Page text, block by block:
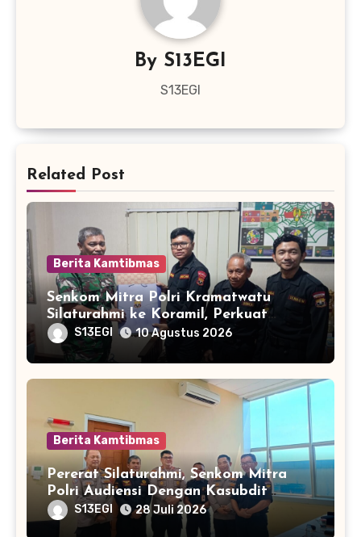
By S13EGI
S13EGI
Related Post
Berita Kamtibmas
Senkom Mitra Polri Kramatwatu
Silaturahmi ke Koramil, Perkuat
Sinergi Jaga Kamtibmas
S13EGI 10 Agustus 2026
Berita Kamtibmas
Pererat Silaturahmi, Senkom Mitra
Polri Audiensi Dengan Kasubdit
Bhabinkamtibmas Polda Banten
S13EGI 28 Juli 2026